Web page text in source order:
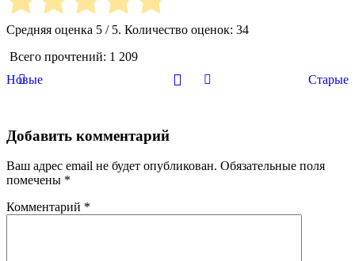
Средняя оценка 5 / 5. Количество оценок: 34
Всего прочтений: 1 209
Новые
Старые
Добавить комментарий
Ваш адрес email не будет опубликован. Обязательные поля
помечены *
Комментарий *